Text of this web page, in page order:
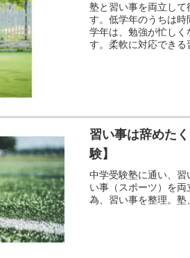
塾と習い事を両立して
す。低学年のうちは
学年は、勉強が忙しく
す。柔軟に対応でき
習い事は辞めた
験】
中学受験塾に通い、
い事（スポーツ）を
為、習い事を整理。塾